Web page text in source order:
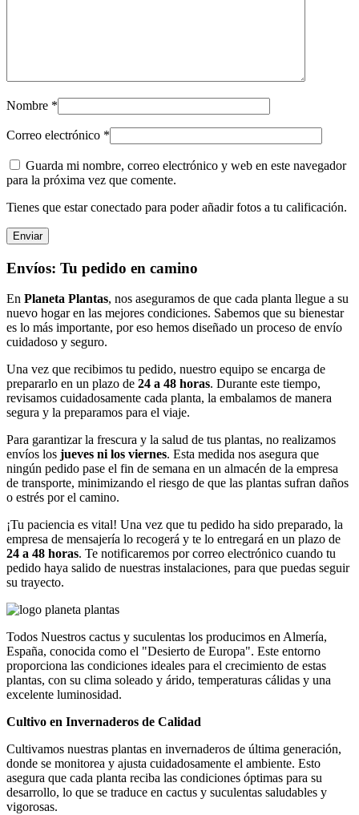
Nombre *
Correo electrónico *
Guarda mi nombre, correo electrónico y web en este navegador
para la próxima vez que comente.
Tienes que estar conectado para poder añadir fotos a tu calificación.
Envíos: Tu pedido en camino
En Planeta Plantas, nos aseguramos de que cada planta llegue a su
nuevo hogar en las mejores condiciones. Sabemos que su bienestar
es lo más importante, por eso hemos diseñado un proceso de envío
cuidadoso y seguro.
Una vez que recibimos tu pedido, nuestro equipo se encarga de
prepararlo en un plazo de 24 a 48 horas. Durante este tiempo,
revisamos cuidadosamente cada planta, la embalamos de manera
segura y la preparamos para el viaje.
Para garantizar la frescura y la salud de tus plantas, no realizamos
envíos los jueves ni los viernes. Esta medida nos asegura que
ningún pedido pase el fin de semana en un almacén de la empresa
de transporte, minimizando el riesgo de que las plantas sufran daños
o estrés por el camino.
¡Tu paciencia es vital! Una vez que tu pedido ha sido preparado, la
empresa de mensajería lo recogerá y te lo entregará en un plazo de
24 a 48 horas. Te notificaremos por correo electrónico cuando tu
pedido haya salido de nuestras instalaciones, para que puedas seguir
su trayecto.
Todos Nuestros cactus y suculentas los producimos en Almería,
España, conocida como el "Desierto de Europa". Este entorno
proporciona las condiciones ideales para el crecimiento de estas
plantas, con su clima soleado y árido, temperaturas cálidas y una
excelente luminosidad.
Cultivo en Invernaderos de Calidad
Cultivamos nuestras plantas en invernaderos de última generación,
donde se monitorea y ajusta cuidadosamente el ambiente. Esto
asegura que cada planta reciba las condiciones óptimas para su
desarrollo, lo que se traduce en cactus y suculentas saludables y
vigorosas.